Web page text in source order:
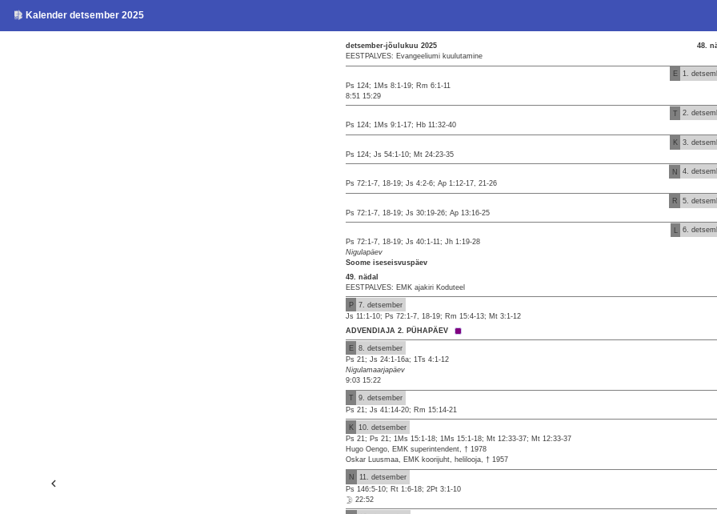
Kalender detsember 2025
48.
detsember-jõulukuu 2025
EESTPALVES: Evangeeliumi kuulutamine
E
1.
Ps 124; 1Ms 8:1-19; Rm 6:1-11
8:51 15:29
T
2.
Ps 124; 1Ms 9:1-17; Hb 11:32-40
K
3.
Ps 124; Js 54:1-10; Mt 24:23-35
N
4.
Ps 72:1-7, 18-19; Js 4:2-6; Ap 1:12-17, 21-26
R
5.
Ps 72:1-7, 18-19; Js 30:19-26; Ap 13:16-25
L
6.
Ps 72:1-7, 18-19; Js 40:1-11; Jh 1:19-28
Nigulapäev
Soome iseseisvuspäev
49. nädal
EESTPALVES: EMK ajakiri Koduteel
P
7. detsember
Js 11:1-10; Ps 72:1-7, 18-19; Rm 15:4-13; Mt 3:1-12
ADVENDIAJA 2. PÜHAPÄEV
E
8. detsember
Ps 21; Js 24:1-16a; 1Ts 4:1-12
Nigulamaarjapäev
9:03 15:22
T
9. detsember
Ps 21; Js 41:14-20; Rm 15:14-21
K
10. detsember
Ps 21; Ps 21; 1Ms 15:1-18; 1Ms 15:1-18; Mt 12:33-37; Mt 12:33-37
Hugo Oengo, EMK superintendent, † 1978
Oskar Luusmaa, EMK koorijuht, helilooja, † 1957
N
11. detsember
Ps 146:5-10; Rt 1:6-18; 2Pt 3:1-10
22:52